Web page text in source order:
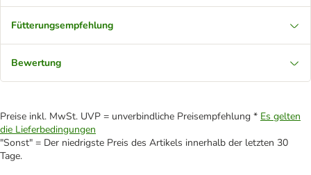
Fütterungsempfehlung
Bewertung
Preise inkl. MwSt. UVP = unverbindliche Preisempfehlung * Es gelten
die Lieferbedingungen
"Sonst" = Der niedrigste Preis des Artikels innerhalb der letzten 30
Tage.